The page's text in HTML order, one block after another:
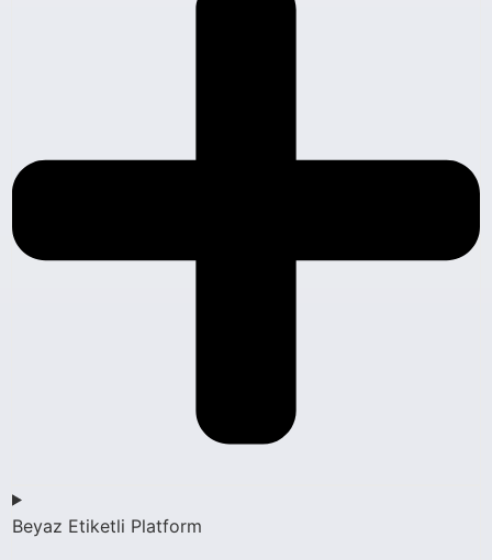
Beyaz Etiketli Platform